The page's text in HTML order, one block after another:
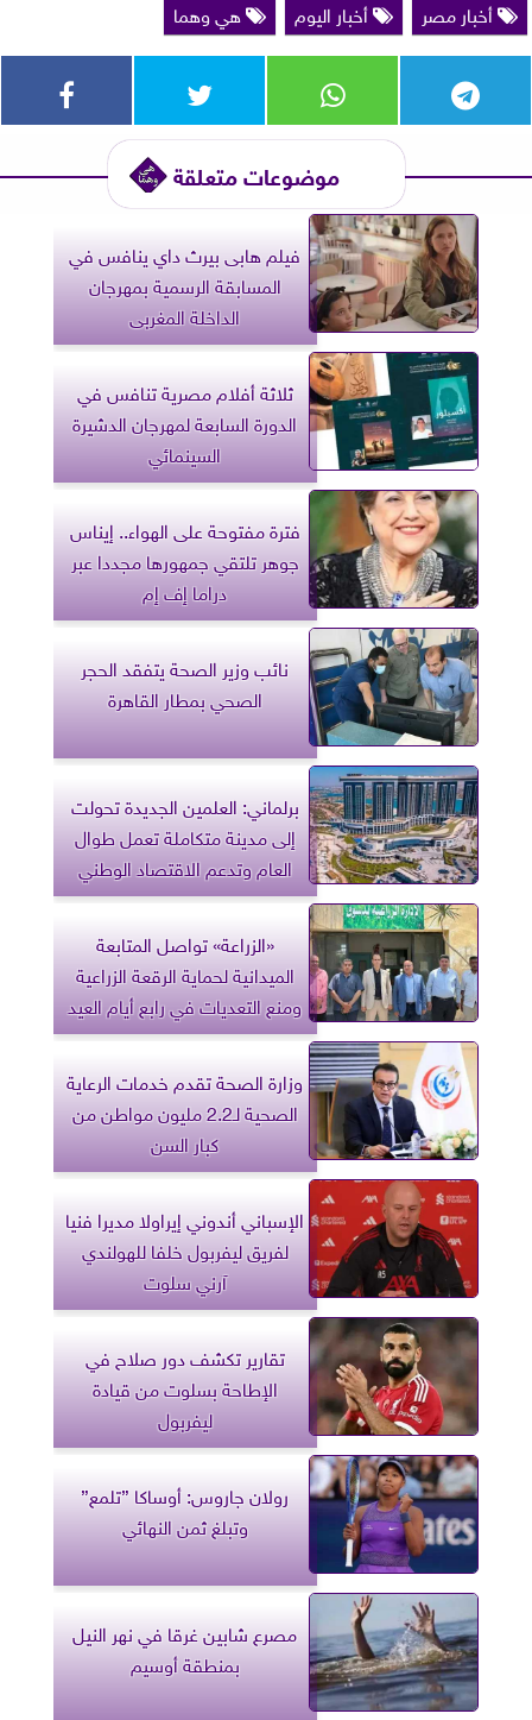
أخبار مصر
أخبار اليوم هي وهما
موضوعات متعلقة
فيلم هابى بيرث داي ينافس في
المسابقة الرسمية بمهرجان
الداخلة المغربى
ثلاثة أفلام مصرية تنافس في
الدورة السابعة لمهرجان الدشيرة
السينمائي
فترة مفتوحة على الهواء.. إيناس
جوهر تلتقي جمهورها مجددا عبر
دراما إف إم
نائب وزير الصحة يتفقد الحجر
الصحي بمطار القاهرة
برلماني: العلمين الجديدة تحولت
إلى مدينة متكاملة تعمل طوال
العام وتدعم الاقتصاد الوطني
«الزراعة» تواصل المتابعة
الميدانية لحماية الرقعة الزراعية
ومنع التعديات في رابع أيام العيد
وزارة الصحة تقدم خدمات الرعاية
الصحية لـ2.2 مليون مواطن من
كبار السن
الإسباني أندوني إيراولا مديرا فنيا
لفريق ليفربول خلفا للهولندي
آرني سلوت
تقارير تكشف دور صلاح في
الإطاحة بسلوت من قيادة
ليفربول
رولان جاروس: أوساكا ”تلمع”
وتبلغ ثمن النهائي
مصرع شابين غرقا في نهر النيل
بمنطقة أوسيم